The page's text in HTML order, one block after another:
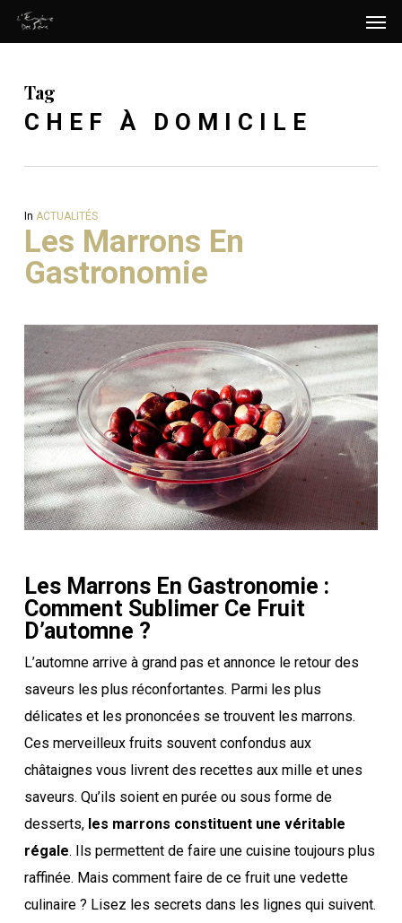
Skip
to
content
Tag
CHEF À DOMICILE
In ACTUALITÉS
Les Marrons En
Gastronomie
Les Marrons En Gastronomie :
Comment Sublimer Ce Fruit
D’automne ?
L’automne arrive à grand pas et annonce le retour des
saveurs les plus réconfortantes. Parmi les plus
délicates et les prononcées se trouvent les marrons.
Ces merveilleux fruits souvent confondus aux
châtaignes vous livrent des recettes aux mille et unes
saveurs. Qu’ils soient en purée ou sous forme de
desserts, les marrons constituent une véritable
régale. Ils permettent de faire une cuisine toujours plus
raffinée. Mais comment faire de ce fruit une vedette
culinaire ? Lisez les secrets dans les lignes qui suivent.
Menu